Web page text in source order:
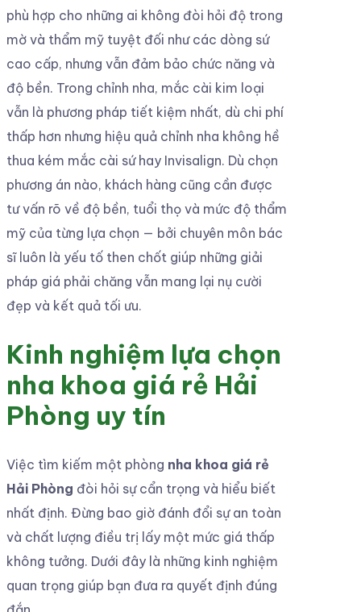
phù hợp cho những ai không đòi hỏi độ trong
mờ và thẩm mỹ tuyệt đối như các dòng sứ
cao cấp, nhưng vẫn đảm bảo chức năng và
độ bền. Trong chỉnh nha, mắc cài kim loại
vẫn là phương pháp tiết kiệm nhất, dù chi phí
thấp hơn nhưng hiệu quả chỉnh nha không hề
thua kém mắc cài sứ hay Invisalign. Dù chọn
phương án nào, khách hàng cũng cần được
tư vấn rõ về độ bền, tuổi thọ và mức độ thẩm
mỹ của từng lựa chọn — bởi chuyên môn bác
sĩ luôn là yếu tố then chốt giúp những giải
pháp giá phải chăng vẫn mang lại nụ cười
đẹp và kết quả tối ưu.
Kinh nghiệm lựa chọn
nha khoa giá rẻ Hải
Phòng uy tín
Việc tìm kiếm một phòng nha khoa giá rẻ
Hải Phòng đòi hỏi sự cẩn trọng và hiểu biết
nhất định. Đừng bao giờ đánh đổi sự an toàn
và chất lượng điều trị lấy một mức giá thấp
không tưởng. Dưới đây là những kinh nghiệm
quan trọng giúp bạn đưa ra quyết định đúng